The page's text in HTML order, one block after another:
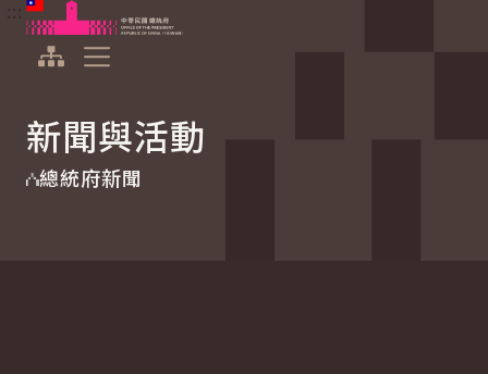
跳到主要內容
中華民國總統府
新聞與活動
總統府新聞